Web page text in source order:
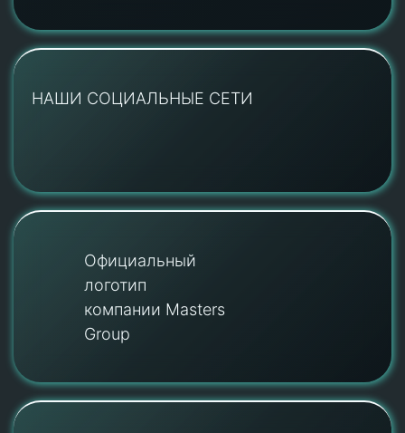
НАШИ СОЦИАЛЬНЫЕ СЕТИ
Официальный
логотип
компании Masters
Group